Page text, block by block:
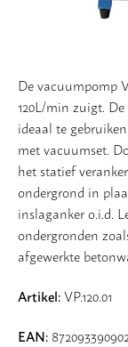
De vacuumpomp
120L/min zuigt.
ideaal te
met vacuumset.
het statief
ondergrond in
inslaganker o.i.d.
ondergronden
afgewerkte
Artikel:VP.120.01
EAN: